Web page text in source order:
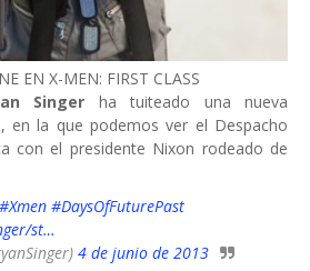
EN X-MEN: FIRST CLASS
Singer ha tuiteado una nueva
en la que podemos ver el Despacho
con el presidente Nixon rodeado de
#Xmen #DaysOfFuturePast
st…
4 de junio de 2013